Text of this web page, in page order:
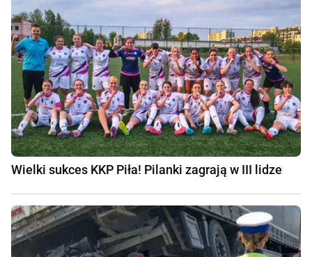
Wielki sukces KKP Piła! Pilanki zagrają w III lidze